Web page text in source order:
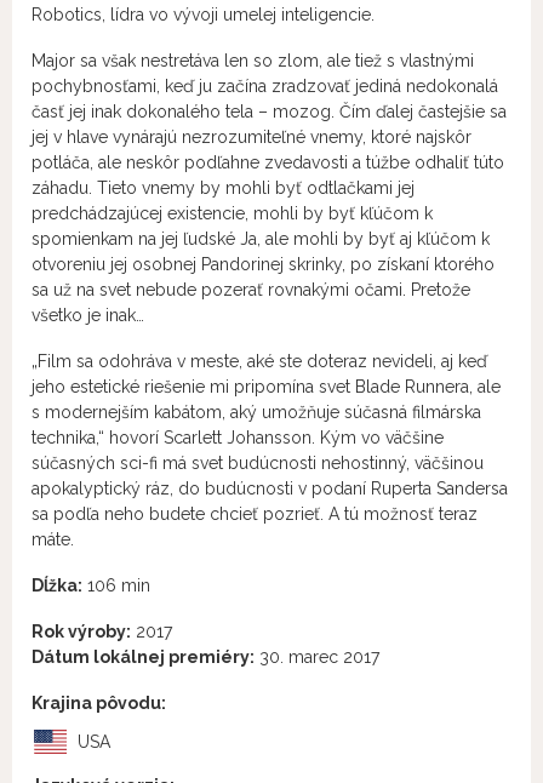
Robotics, lídra vo vývoji umelej inteligencie.
Major sa však nestretáva len so zlom, ale tiež s vlastnými
pochybnosťami, keď ju začína zradzovať jediná nedokonalá
časť jej inak dokonalého tela – mozog. Čím ďalej častejšie sa
jej v hlave vynárajú nezrozumiteľné vnemy, ktoré najskôr
potláča, ale neskôr podľahne zvedavosti a túžbe odhaliť túto
záhadu. Tieto vnemy by mohli byť odtlačkami jej
predchádzajúcej existencie, mohli by byť kľúčom k
spomienkam na jej ľudské Ja, ale mohli by byť aj kľúčom k
otvoreniu jej osobnej Pandorinej skrinky, po získaní ktorého
sa už na svet nebude pozerať rovnakými očami. Pretože
všetko je inak…
„Film sa odohráva v meste, aké ste doteraz nevideli, aj keď
jeho estetické riešenie mi pripomína svet Blade Runnera, ale
s modernejším kabátom, aký umožňuje súčasná filmárska
technika,“ hovorí Scarlett Johansson. Kým vo väčšine
súčasných sci-fi má svet budúcnosti nehostinný, väčšinou
apokalyptický ráz, do budúcnosti v podaní Ruperta Sandersa
sa podľa neho budete chcieť pozrieť. A tú možnosť teraz
máte.
Dĺžka: 106 min
Rok výroby: 2017
Dátum lokálnej premiéry: 30. marec 2017
Krajina pôvodu:
USA